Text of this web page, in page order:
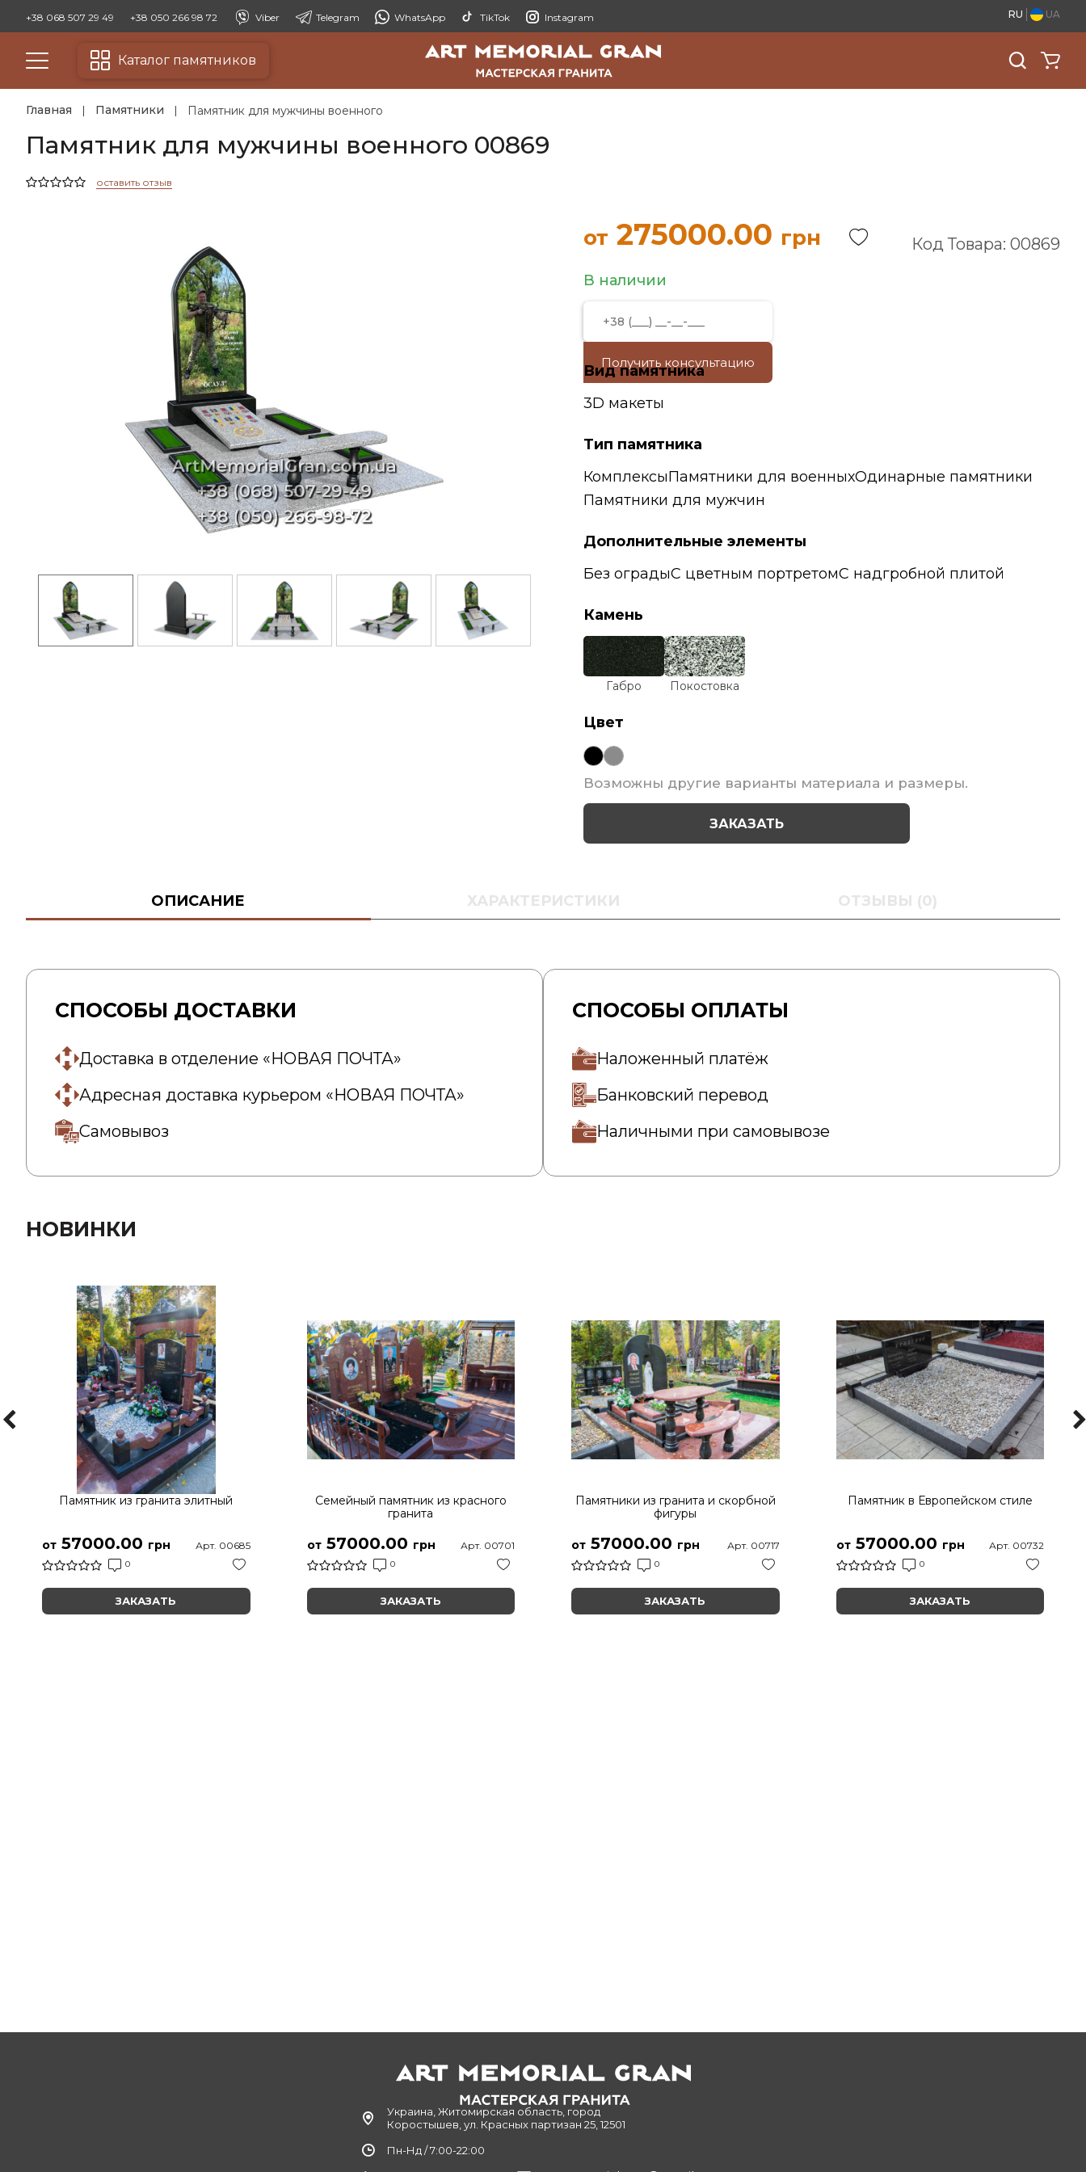
+38 068 507 29 49 +38 050 266 98 72 Viber Telegram WhatsApp TikTok Instagram RU UA
Каталог памятников
Главная Памятники Памятник для мужчины военного
Памятник для мужчины военного 00869
оставить отзыв
от 275000.00 грн Код Товара: 00869
В наличии
Получить консультацию
Вид памятника
3D макеты
Тип памятника
КомплексыПамятники для военныхОдинарные памятники
Памятники для мужчин
Дополнительные элементы
Без оградыС цветным портретомС надгробной плитой
Камень
Габро Покостовка
Цвет
Возможны другие варианты материала и размеры.
ЗАКАЗАТЬ
ОПИСАНИЕ ХАРАКТЕРИСТИКИ ОТЗЫВЫ (0)
СПОСОБЫ ДОСТАВКИ
Доставка в отделение «НОВАЯ ПОЧТА»
Адресная доставка курьером «НОВАЯ ПОЧТА»
Самовывоз
СПОСОБЫ ОПЛАТЫ
Наложенный платёж
Банковский перевод
Наличными при самовывозе
НОВИНКИ
Памятник из гранита элитный
от 57000.00 грн
0
Арт. 00685
ЗАКАЗАТЬ
Семейный памятник из красного
гранита
от57000.00 грн
0
Арт. 00701
ЗАКАЗАТЬ
Памятники из гранита и скорбной
фигуры
от 57000.00 грн
0
Арт. 00717
ЗАКАЗАТЬ
Памятник в Европейском стиле
от57000.00 грн
0
Арт. 00732
ЗАКАЗАТЬ
Украина, Житомирская область, город
Коростышев, ул. Красных партизан 25, 12501
Пн-Нд / 7:00-22:00